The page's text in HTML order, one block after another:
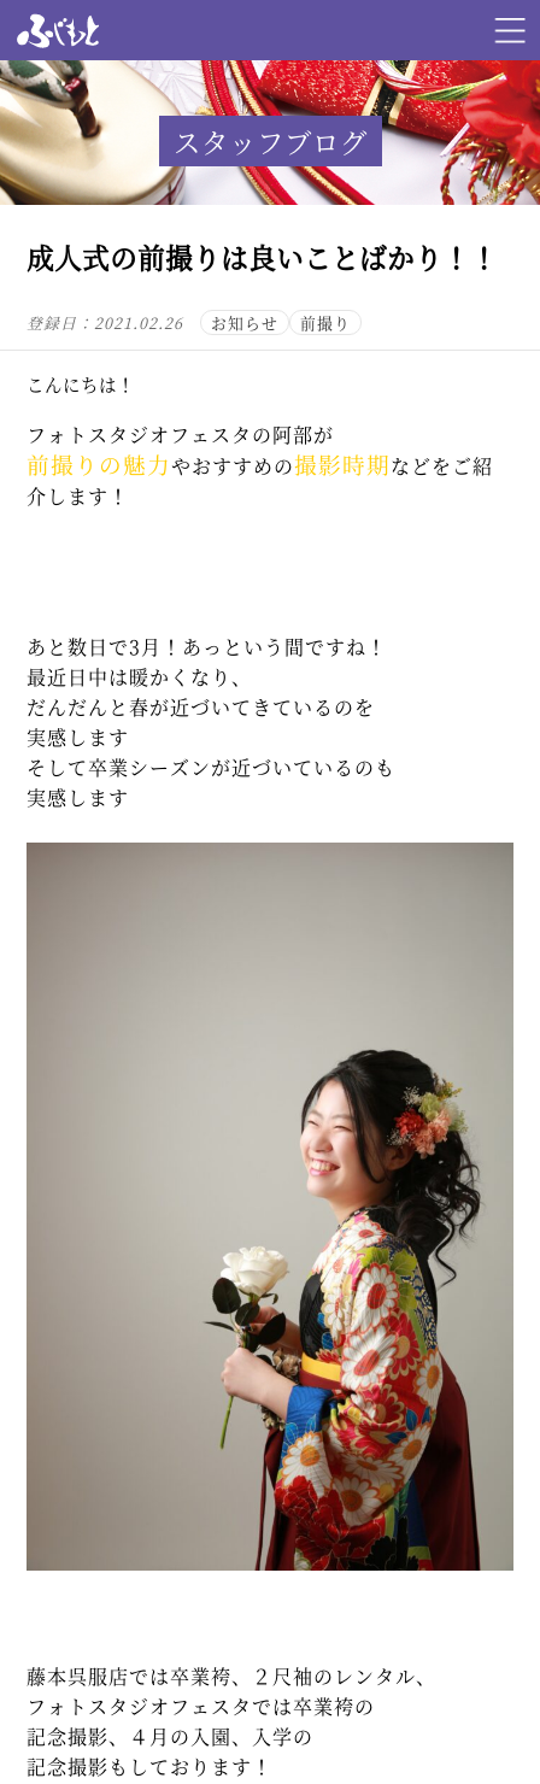
スタッフブログ
成人式の前撮りは良いことばかり！！
登録日：2021.02.26 お知らせ 前撮り
こんにちは！
フォトスタジオフェスタの阿部が
前撮りの魅力やおすすめの撮影時期などをご紹
介します！
あと数日で3月！あっという間ですね！
最近日中は暖かくなり、
だんだんと春が近づいてきているのを
実感します
そして卒業シーズンが近づいているのも
実感します
藤本呉服店では卒業袴、２尺袖のレンタル、
フォトスタジオフェスタでは卒業袴の
記念撮影、４月の入園、入学の
記念撮影もしております！